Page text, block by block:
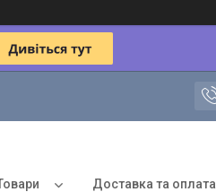
Доставка та оплата